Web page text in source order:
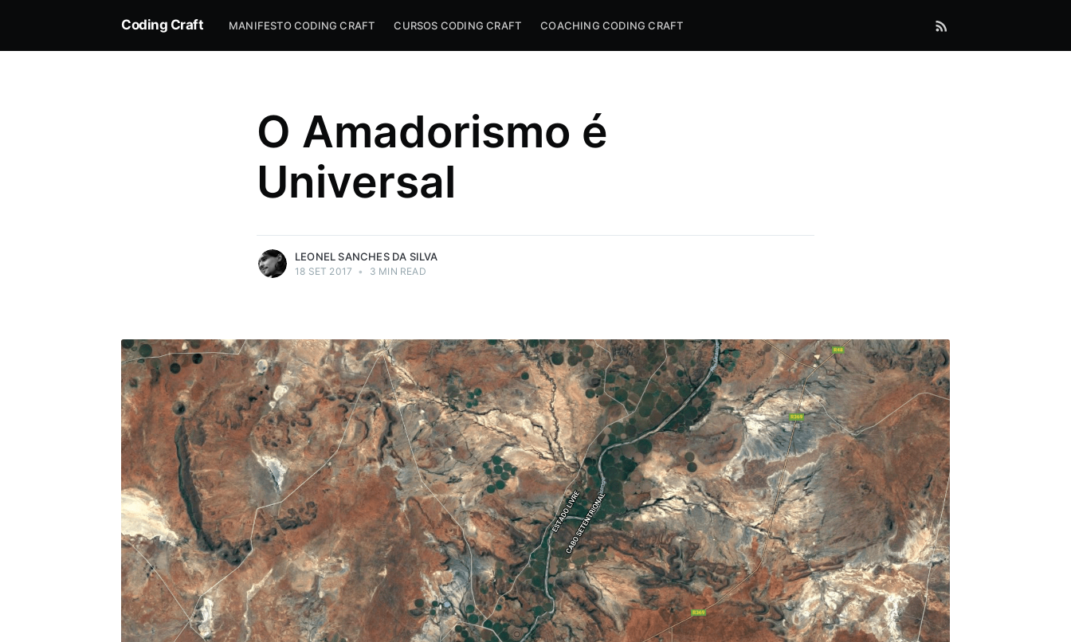
Coding Craft MANIFESTO CODING CRAFT CURSOS CODING CRAFT COACHING CODING CRAFT
O Amadorismo é
Universal
LEONEL SANCHES DA SILVA
18 SET 2017 • 3 MIN READ